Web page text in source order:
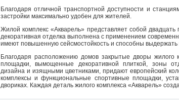
Благодаря отличной транспортной доступности и
застройки максимально удобен для жителей.
Жилой комплекс «Акварель» представляет собой
декоративная отделка выполнена с применением
имеют повышенную сейсмостойкость и способны выдержать
Благодаря расположению домов закрытые дворы жилого
площадки, вымощенные декоративной плиткой, зоны
дизайна и изящными цветниками, придают европейский
комплексы и функциональные спортивные площадки,
двориках. Каждая деталь жилого комплекса «Акварель»